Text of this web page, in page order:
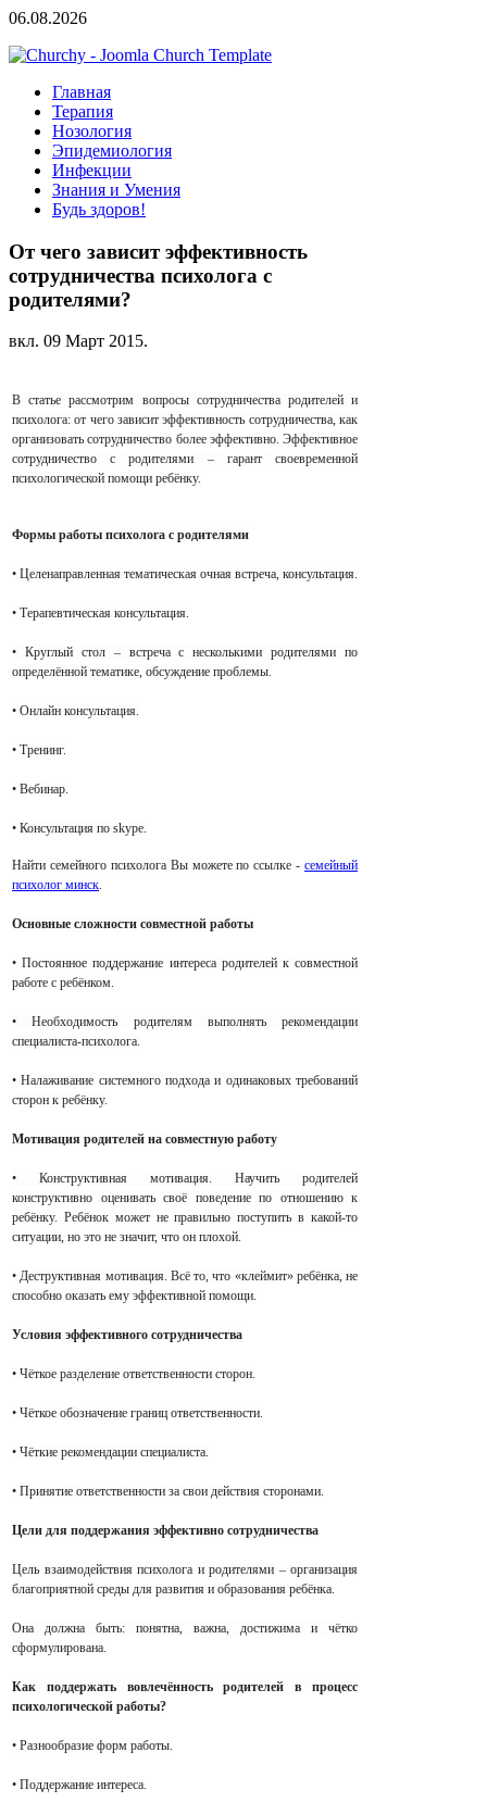
06.08.2026
Главная
Терапия
Нозология
Эпидемиология
Инфекции
Знания и Умения
Будь здоров!
От чего зависит эффективность
сотрудничества психолога с
родителями?
вкл. 09 Март 2015.
В статье рассмотрим вопросы сотрудничества родителей и
психолога: от чего зависит эффективность сотрудничества, как
организовать сотрудничество более эффективно. Эффективное
сотрудничество с родителями – гарант своевременной
психологической помощи ребёнку.
Формы работы психолога с родителями
• Целенаправленная тематическая очная встреча, консультация.
• Терапевтическая консультация.
• Круглый стол – встреча с несколькими родителями по
определённой тематике, обсуждение проблемы.
• Онлайн консультация.
• Тренинг.
• Вебинар.
• Консультация по skype.
Найти семейного психолога Вы можетепо ссылке - семейный
психолог минск.
Основные сложности совместной работы
• Постоянное поддержание интереса родителей к совместной
работе с ребёнком.
• Необходимость родителям выполнять рекомендации
специалиста-психолога.
• Налаживание системного подхода и одинаковых требований
сторон к ребёнку.
Мотивация родителей на совместную работу
• Конструктивная мотивация. Научить родителей
конструктивно оценивать своё поведение по отношению к
ребёнку. Ребёнок может не правильно поступить в какой-то
ситуации, но это не значит, что он плохой.
• Деструктивная мотивация. Всё то, что «клеймит» ребёнка, не
способно оказать ему эффективной помощи.
Условия эффективного сотрудничества
• Чёткое разделение ответственности сторон.
• Чёткое обозначение границ ответственности.
• Чёткие рекомендации специалиста.
• Принятие ответственности за свои действия сторонами.
Цели для поддержания эффективно сотрудничества
Цель взаимодействия психолога и родителями – организация
благоприятной среды для развития и образования ребёнка.
Она должна быть: понятна, важна, достижима и чётко
сформулирована.
Как поддержать вовлечённость родителей в процесс
психологической работы?
• Разнообразие форм работы.
• Поддержание интереса.